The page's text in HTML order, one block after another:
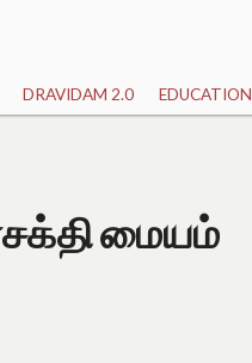
DRAVIDAM 2.0 EDUCATION
மையம்